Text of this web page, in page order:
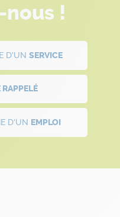
!
D'UN SERVICE
RAPPELÉ
D'UN EMPLOI